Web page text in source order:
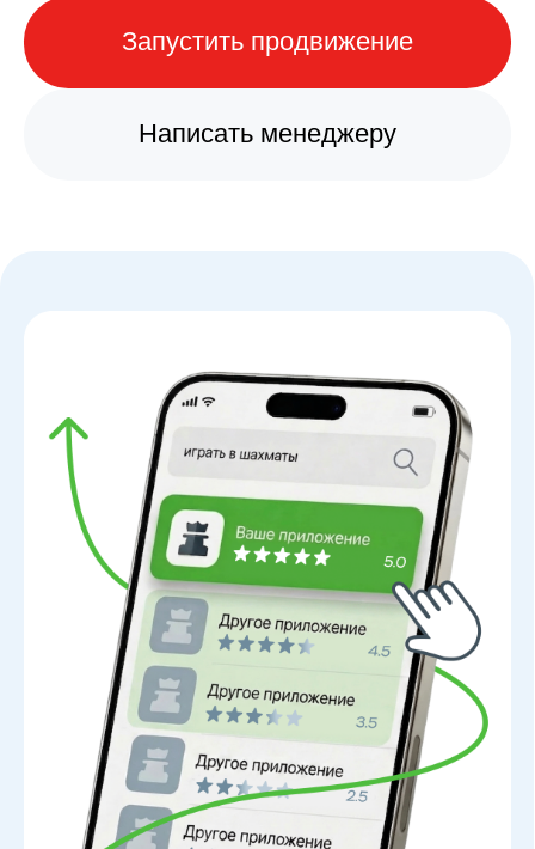
~65% установок
из поиска
приходится
на топ-3 выдачи
Высокие позиции = рост органического
трафика